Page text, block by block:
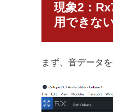
現象2：
用できな
まず、音データ